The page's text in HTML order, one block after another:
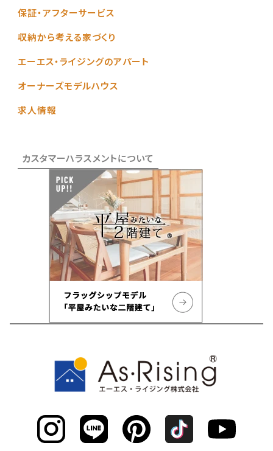
保証・アフターサービス
収納から考える家づくり
エーエス・ライジングのアパート
オーナーズモデルハウス
求人情報
カスタマーハラスメントについて